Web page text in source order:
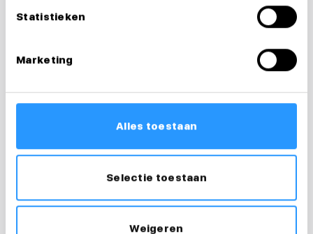
Statistieken
Marketing
Alles toestaan
Selectie toestaan
Weigeren
veel voldoening halen uit die zelfstandigheid.
waarom het werkt en hoe je het toepast
Wat verdien je als
wijkverpleegkundige?
verzorgende IG. Hoeveel precies hangt af van je
werkgever, de cao en je ervaring. In de cao VVT zit
een wijkverpleegkundige doorgaans in een
hogere functieschaal dan een verzorgende IG.